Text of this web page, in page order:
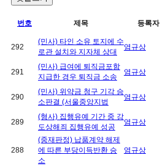
번호 제목 등록자
292
(민사) 타인 소유 토지에 수
로관 설치와 지자체 상대
염규상
291
(민사) 급여에 퇴직금포함
지급한 경우 퇴직금 소송
염규상
290
(민사) 위약금 청구 기각 승
소판결 (서울중앙지법
염규상
289
(형사) 집행유예 기간 중 강
도상해죄 집행유예 성공
염규상
288
(중재판정) 납품계약 해제
에 따른 부당이득반환 승
소
염규상